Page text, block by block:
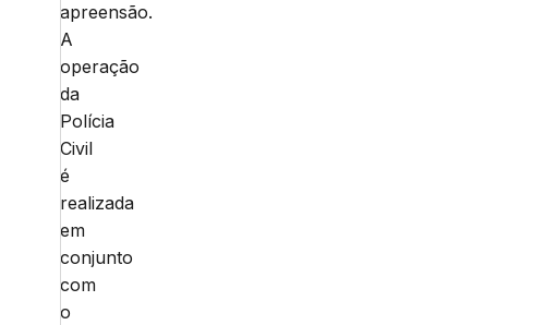
apreensão.
A
operação
da
Polícia
Civil
é
realizada
em
conjunto
com
o